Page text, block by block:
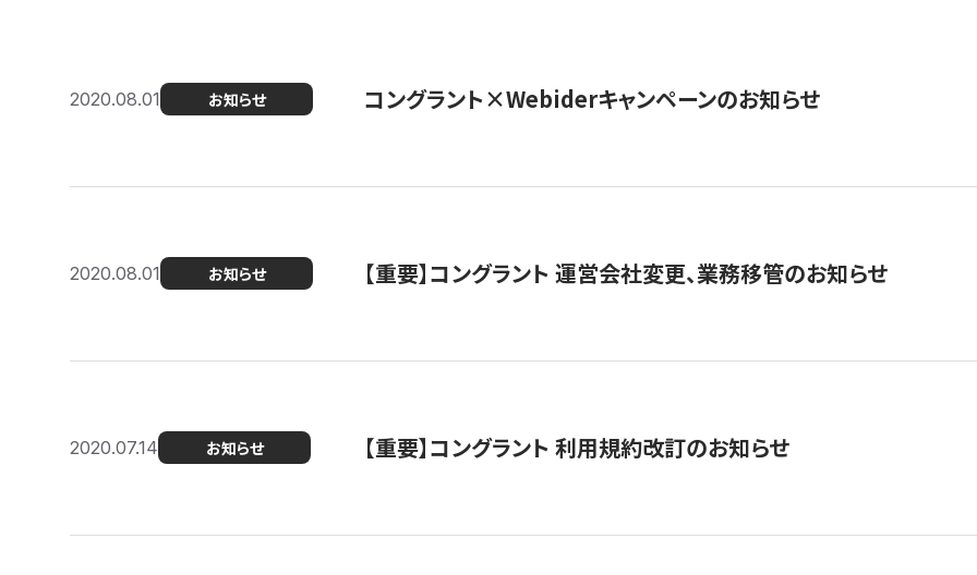
2020.08.01 お知らせ コングラント×Webiderキャンペーンのお知らせ
2020.08.01 お知らせ 【重要】コングラント 運営会社変更、業務移管のお知らせ
2020.07.14 お知らせ 【重要】コングラント 利用規約改訂のお知らせ